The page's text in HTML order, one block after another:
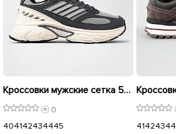
Кроссовки мужские сетка 596182 Серые
0
404142434445
41424344